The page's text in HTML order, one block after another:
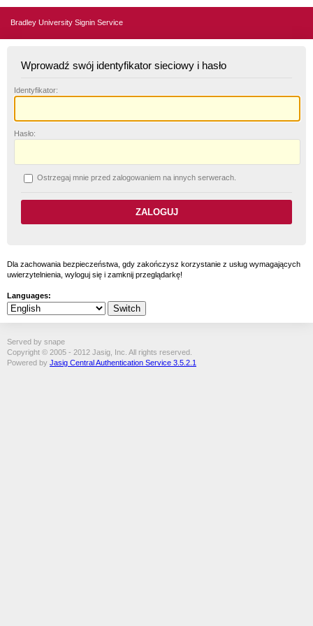
Bradley University Signin Service
Wprowadź swój identyfikator sieciowy i hasło
Identyfikator:
Hasło:
Ostrzegaj mnie przed zalogowaniem na innych serwerach.
Dla zachowania bezpieczeństwa, gdy zakończysz korzystanie z usług wymagających
uwierzytelnienia, wyloguj się i zamknij przeglądarkę!
Languages:
Served by snape
Copyright © 2005 - 2012 Jasig, Inc. All rights reserved.
Powered by Jasig Central Authentication Service 3.5.2.1